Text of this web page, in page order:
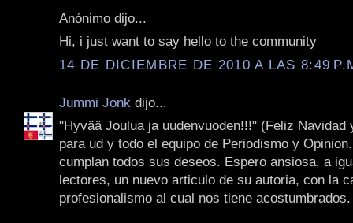
Anónimo dijo...
Hi, i just want to say hello to the community
14 DE DICIEMBRE DE 2010 A LAS 8:49
Jummi Jonk dijo...
‎"Hyvää Joulua ja uudenvuoden!!!" (Feliz Navidad
para ud y todo el equipo de Periodismo y
cumplan todos sus deseos. Espero ansiosa, a
lectores, un nuevo articulo de su autoria, con la
profesionalismo al cual nos tiene